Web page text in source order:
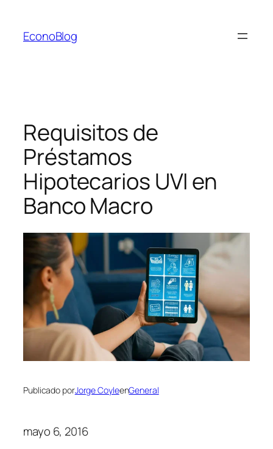
contenido
EconoBlog
Requisitos de
Préstamos
Hipotecarios UVI en
Banco Macro
Publicado porJorge CoyleenGeneral
mayo 6, 2016